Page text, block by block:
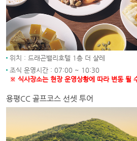
위치 : 드래곤밸리호텔 1층 더 샬레
조식 운영시간 : 07:00 ~ 10:30
※ 식사장소는 현장 운영상황에 따라 변동 될
용평CC 골프코스 선셋 투어